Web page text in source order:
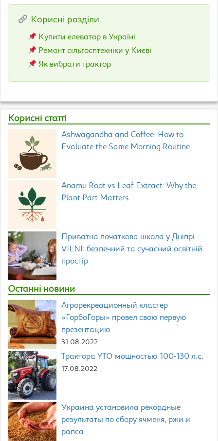
Корисні розділи
Купити елеватор в Україні
Ремонт сільгосптехніки у Києві
Як вибрати трактор
Корисні статті
Ashwagandha and Coffee: How to
Evaluate the Same Morning Routine
Anamu Root vs Leaf Extract: Why the
Plant Part Matters
Приватна початкова школа у Дніпрі
VILNI: безпечний та сучасний освітній
простір
Останні новини
Агрорекреационный кластер
«ГорбоГоры» провел свою первую
презентацию
31.08.2022
Трактора YTO мощностью 100-130 л.с.
17.08.2022
Украина установила рекордные
результаты по сбору ячменя, ржи и
рапса